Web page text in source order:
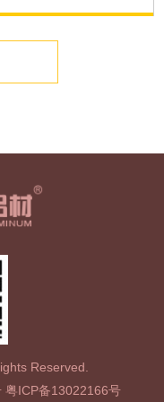
Reserved.
粤ICP备13022166号